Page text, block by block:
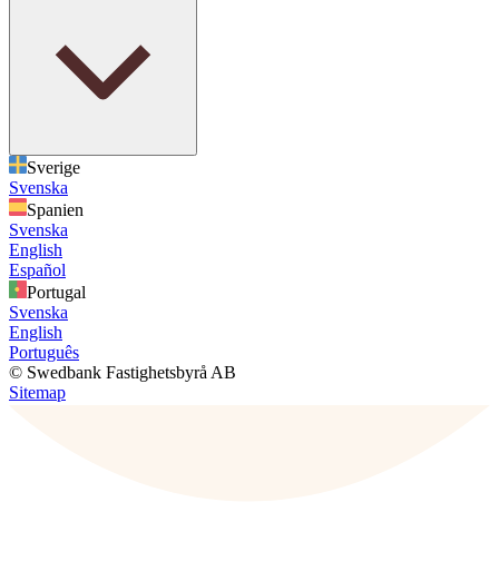
Sverige
Svenska
Spanien
Svenska
English
Español
Portugal
Svenska
English
Português
© Swedbank Fastighetsbyrå AB
Sitemap